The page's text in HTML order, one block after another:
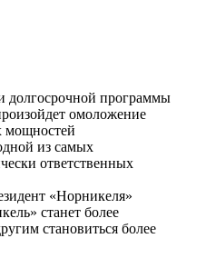
долгосрочной программы
омоложение
мощностей
из самых
ответственных
«Норникеля»
станет более
становиться более